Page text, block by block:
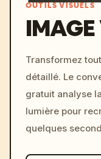
OUTILS VISUELS
IMAGE
Transformez
détaillé. Le
gratuit analyse
lumière pour
quelques